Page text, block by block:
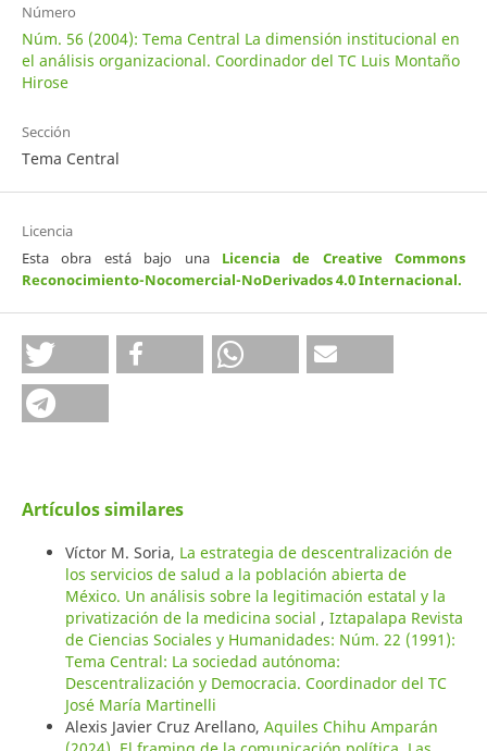
Número
Núm. 56 (2004): Tema Central La dimensión institucional en
el análisis organizacional. Coordinador del TC Luis Montaño
Hirose
Sección
Tema Central
Licencia
Esta obra está bajo una Licencia de Creative Commons
Reconocimiento-Nocomercial-NoDerivados 4.0 Internacional.
Artículos similares
Víctor M. Soria, La estrategia de descentralización de
los servicios de salud a la población abierta de
México. Un análisis sobre la legitimación estatal y la
privatización de la medicina social , Iztapalapa Revista
de Ciencias Sociales y Humanidades: Núm. 22 (1991):
Tema Central: La sociedad autónoma:
Descentralización y Democracia. Coordinador del TC
José María Martinelli
Alexis Javier Cruz Arellano, Aquiles Chihu Amparán